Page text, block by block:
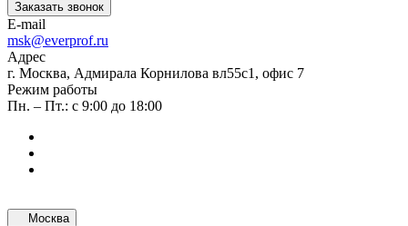
Заказать звонок
E-mail
msk@everprof.ru
Адрес
г. Москва, Адмирала Корнилова вл55с1, офис 7
Режим работы
Пн. – Пт.: с 9:00 до 18:00
Москва